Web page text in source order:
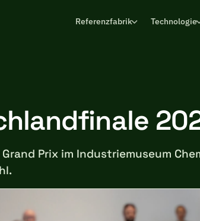
Referenzfabrik Technologie
Prix im Industriemuseum